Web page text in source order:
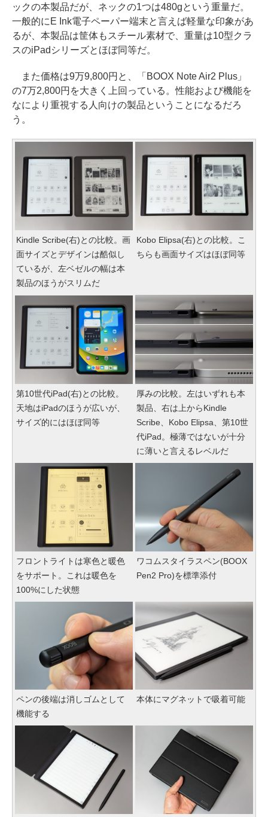
ックの本製品だが、ネックの1つは480gという重量だ。
一般的にE Ink電子ペーパー端末と言えば軽量な印象があ
るが、本製品は筐体もスチール素材で、重量は10型クラ
スのiPadシリーズとほぼ同等だ。
また価格は9万9,800円と、「BOOX Note Air2 Plus」
の7万2,800円を大きく上回っている。性能および機能を
なにより重視する人向けの製品ということになるだろ
う。
Kindle Scribe(右)との比較。画
面サイズとデザインは酷似し
ているが、左ベゼルの幅は本
製品のほうがスリムだ
Kobo Elipsa(右)との比較。こ
ちらも画面サイズはほぼ同等
第10世代iPad(右)との比較。
天地はiPadのほうが広いが、
サイズ的にはほぼ同等
厚みの比較。左はいずれも本
製品、右は上からKindle
Scribe、Kobo Elipsa、第10世
代iPad。極薄ではないが十分
に薄いと言えるレベルだ
フロントライトは寒色と暖色
をサポート。これは暖色を
100%にした状態
ワコムスタイラスペン(BOOX
Pen2 Pro)を標準添付
ペンの後端は消しゴムとして
機能する
本体にマグネットで吸着可能